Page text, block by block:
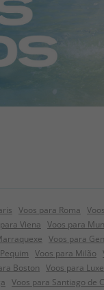
Voos para Roma
Viena Voos para
Voos para
Voos para Milão
Boston Voos para
Voos para Santiago de